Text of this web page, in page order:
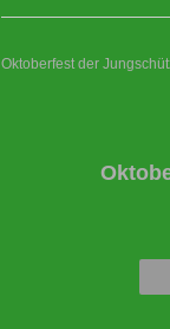
Oktoberfest der